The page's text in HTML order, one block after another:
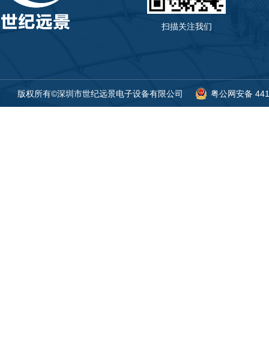
扫描关注我们
版权所有©深圳市世纪远景电子设备有限公司 粤公网安备